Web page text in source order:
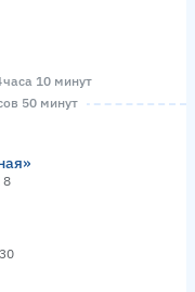
10 минут
50 минут
8